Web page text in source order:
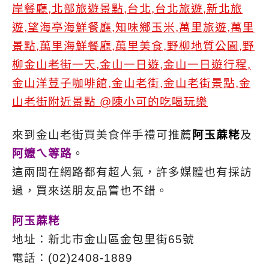
來到金山老街買美食伴手禮可推薦 阿玉蔴粩及
阿嬤ㄟ等路 。
這兩間在網路都有超人氣，許多媒體也有採訪
過，買來送朋友品嘗也不錯。
阿玉蔴粩
地址：新北市金山區金包里街65號
電話：(02)2408-1889